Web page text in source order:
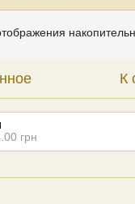
К
грн